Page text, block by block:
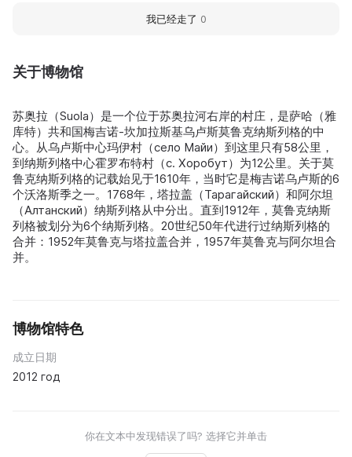
关于博物馆
苏奥拉（Suola）是一个位于苏奥拉河右岸的村庄，是萨哈（雅
库特）共和国梅吉诺-坎加拉斯基乌卢斯莫鲁克纳斯列格的中
心。从乌卢斯中心玛伊村（село Майи）到这里只有58公里，
到纳斯列格中心霍罗布特村（с. Хоробут）为12公里。关于莫
鲁克纳斯列格的记载始见于1610年，当时它是梅吉诺乌卢斯的6
个沃洛斯季之一。1768年，塔拉盖（Тарагайский）和阿尔坦
（Алтанский）纳斯列格从中分出。直到1912年，莫鲁克纳斯
列格被划分为6个纳斯列格。20世纪50年代进行过纳斯列格的
合并：1952年莫鲁克与塔拉盖合并，1957年莫鲁克与阿尔坦合
并。
博物馆特色
成立日期
2012 год
你在文本中发现错误了吗? 选择它并单击
我已经走了 0